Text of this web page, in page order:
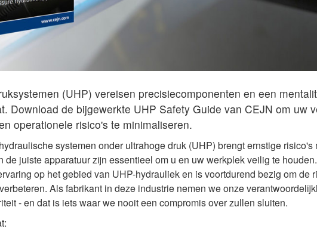
(UHP) vereisen precisiecomponenten en een
Download de bijgewerkte UHP Safety Guide van CEJN om uw
operationele risico's te minimaliseren.
systemen onder ultrahoge druk (UHP) brengt ernstige risico's
de juiste apparatuur zijn essentieel om u en uw werkplek veilig te
op het gebied van UHP-hydrauliek en is voortdurend bezig om de
Als fabrikant in deze industrie nemen we onze
- en dat is iets waar we nooit een compromis over zullen sluiten.